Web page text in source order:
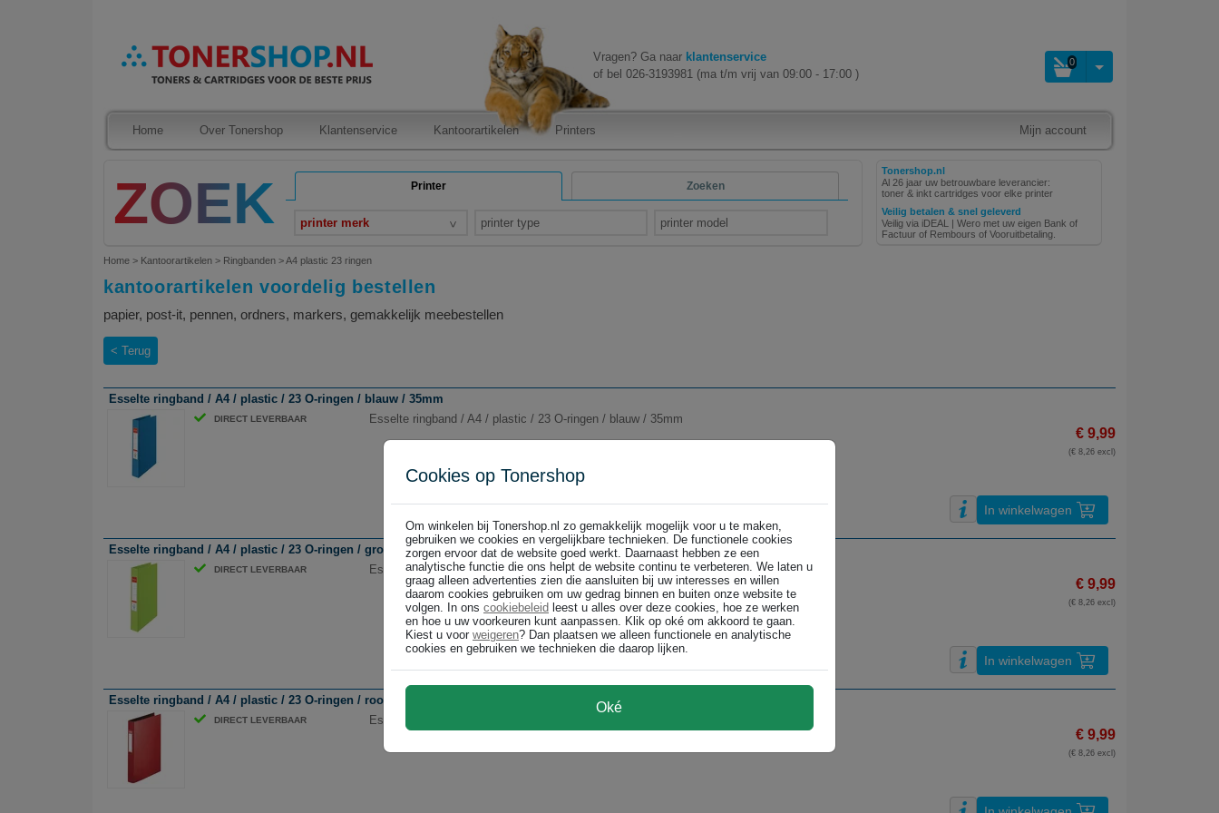
Vragen? Ga naar klantenservice
of bel 026-3193981 (ma t/m vrij van 09:00 - 17:00 )
0
Home Over Tonershop Klantenservice Kantoorartikelen Printers Mijn account
Printer Zoeken
printer merk printer type printer model
Tonershop.nl
Al 26 jaar uw betrouwbare leverancier:
toner & inkt cartridges voor elke printer
Veilig betalen & snel geleverd
Veilig via iDEAL | Wero met uw eigen Bank of
Factuur of Rembours of Vooruitbetaling.
Home > Kantoorartikelen > Ringbanden >A4 plastic 23 ringen
kantoorartikelen voordelig bestellen
papier, post-it, pennen, ordners, markers, gemakkelijk meebestellen
Terug
Esselte ringband / A4 / plastic / 23 O-ringen / blauw / 35mm
DIRECT LEVERBAAR Esselte ringband / A4 / plastic / 23 O-ringen / blauw / 35mm
€ 9,99
(€ 8,26 excl)
In winkelwagen
Esselte ringband / A4 / plastic / 23 O-ringen / groen / 35mm
DIRECT LEVERBAAR Esselte ringband / A4 / plastic / 23 O-ringen / groen / 35mm
€ 9,99
(€ 8,26 excl)
In winkelwagen
Esselte ringband / A4 / plastic / 23 O-ringen / rood / 35mm
DIRECT LEVERBAAR Esselte ringband / A4 / plastic / 23 O-ringen / rood / 35mm
€ 9,99
(€ 8,26 excl)
Cookies op Tonershop
Om winkelen bij Tonershop.nl zo gemakkelijk mogelijk voor u te maken,
gebruiken we cookies en vergelijkbare technieken. De functionele cookies
zorgen ervoor dat de website goed werkt. Daarnaast hebben ze een
analytische functie die ons helpt de website continu te verbeteren. We laten u
graag alleen advertenties zien die aansluiten bij uw interesses en willen
daarom cookies gebruiken om uw gedrag binnen en buiten onze website te
volgen. In ons cookiebeleid leest u alles over deze cookies, hoe ze werken
en hoe u uw voorkeuren kunt aanpassen. Klik op oké om akkoord te gaan.
Kiest u voor weigeren? Dan plaatsen we alleen functionele en analytische
cookies en gebruiken we technieken die daarop lijken.
Oké